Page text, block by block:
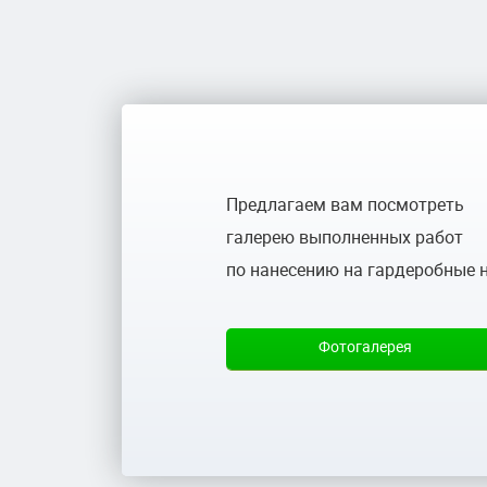
Предлагаем вам посмотреть
галерею выполненных работ
по нанесению на гардеробные
Фотогалерея